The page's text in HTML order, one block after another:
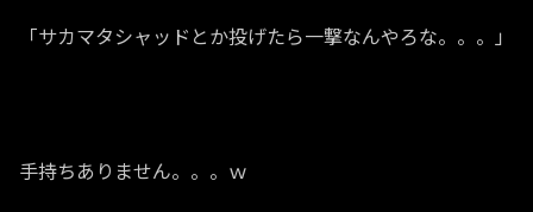
「サカマタシャッドとか投げたら一撃なんやろな。。。」
手持ちありません。。。ｗ